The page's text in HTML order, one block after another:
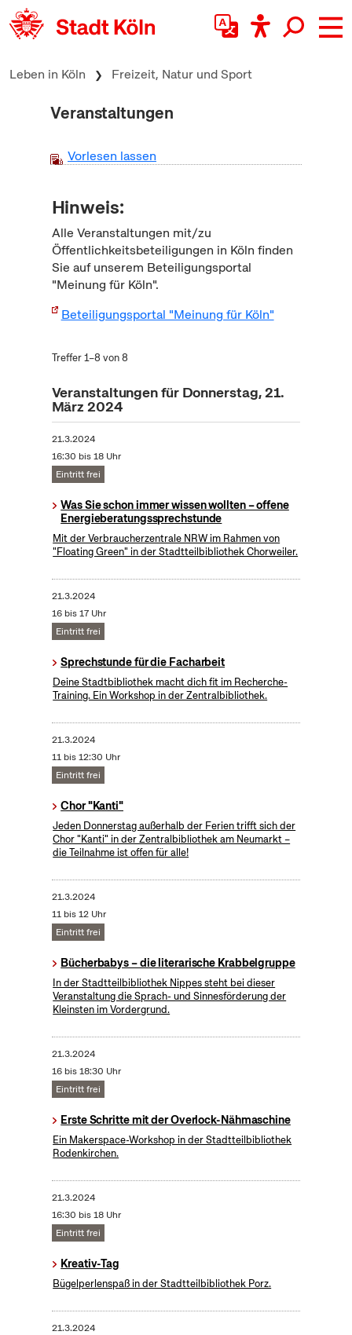
zum Inhalt springen
Leben in Köln Freizeit, Natur und Sport
Veranstaltungen
Vorlesen lassen
Hinweis:
Alle Veranstaltungen mit/zu
Öffentlichkeitsbeteiligungen in Köln finden
Sie auf unserem Beteiligungsportal
"Meinung für Köln".
Beteiligungsportal "Meinung für Köln"
Treffer 1–8 von 8
Veranstaltungen für Donnerstag, 21.
März 2024
21.3.2024
16:30 bis 18 Uhr
Eintritt frei
Was Sie schon immer wissen wollten – offene
Energieberatungssprechstunde
Mit der Verbraucherzentrale NRW im Rahmen von
"Floating Green" in der Stadtteilbibliothek Chorweiler.
21.3.2024
16 bis 17 Uhr
Eintritt frei
Sprechstunde für die Facharbeit
Deine Stadtbibliothek macht dich fit im Recherche-
Training. Ein Workshop in der Zentralbibliothek.
21.3.2024
11 bis 12:30 Uhr
Eintritt frei
Chor "Kanti"
Jeden Donnerstag außerhalb der Ferien trifft sich der
Chor "Kanti" in der Zentralbibliothek am Neumarkt –
die Teilnahme ist offen für alle!
21.3.2024
11 bis 12 Uhr
Eintritt frei
Bücherbabys – die literarische Krabbelgruppe
In der Stadtteilbibliothek Nippes steht bei dieser
Veranstaltung die Sprach- und Sinnesförderung der
Kleinsten im Vordergrund.
21.3.2024
16 bis 18:30 Uhr
Eintritt frei
Erste Schritte mit der Overlock-Nähmaschine
Ein Makerspace-Workshop in der Stadtteilbibliothek
Rodenkirchen.
21.3.2024
16:30 bis 18 Uhr
Eintritt frei
Kreativ-Tag
Bügelperlenspaß in der Stadtteilbibliothek Porz.
21.3.2024